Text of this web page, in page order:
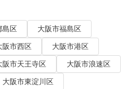
島区
大阪市福島区
阪市西区
大阪市港区
阪市天王寺区
大阪市浪速区
大阪市東淀川区